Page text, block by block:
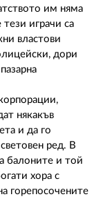
им няма
играчи са
властови
дори
някакъв
и да го
ред. В
балоните и той
хора с
горепосочените